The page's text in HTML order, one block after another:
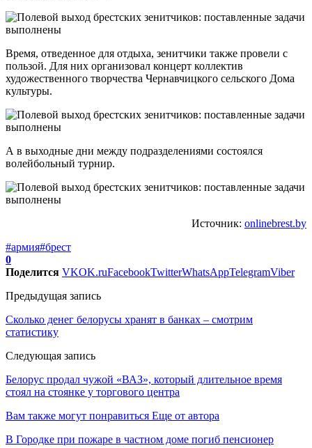
Время, отведенное для отдыха, зенитчики также провели с
пользой. Для них организовал концерт коллектив
художественного творчества Чернавчицкого сельского Дома
культуры.
А в выходные дни между подразделениями состоялся
волейбольный турнир.
Источник: onlinebrest.by
#армия#брест
0
Поделится VKOK.ruFacebookTwitterWhatsAppTelegramViber
Предыдущая запись
Сколько денег белорусы хранят в банках – смотрим
статистику
Следующая запись
Белорус продал чужой «ВАЗ», который длительное время
стоял на стоянке у торгового центра
Вам также могут понравиться Еще от автора
В Городке при пожаре в частном доме погиб пенсионер